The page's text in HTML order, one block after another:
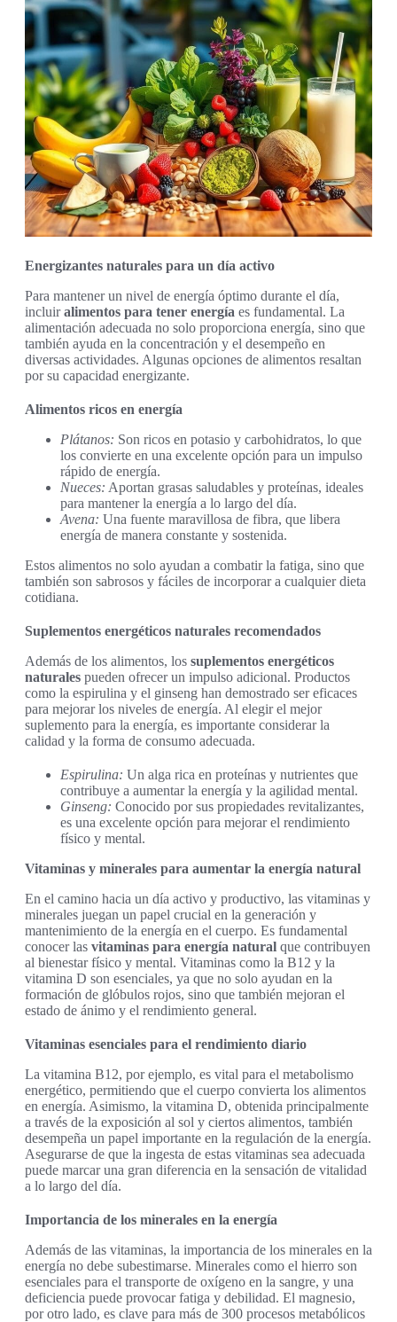
Energizantes naturales para un día activo
Para mantener un nivel de energía óptimo durante el día,
incluiralimentos para tener energía es fundamental. La
alimentación adecuada no solo proporciona energía, sino que
también ayuda en la concentración y el desempeño en
diversas actividades. Algunas opciones de alimentos resaltan
por su capacidad energizante.
Alimentos ricos en energía
Plátanos: Son ricos en potasio y carbohidratos, lo que
los convierte en una excelente opción para un impulso
rápido de energía.
Nueces: Aportan grasas saludables y proteínas, ideales
para mantener la energía a lo largo del día.
Avena: Una fuente maravillosa de fibra, que libera
energía de manera constante y sostenida.
Estos alimentos no solo ayudan a combatir la fatiga, sino que
también son sabrosos y fáciles de incorporar a cualquier dieta
cotidiana.
Suplementos energéticos naturales recomendados
Además de los alimentos, los suplementos energéticos
naturales pueden ofrecer un impulso adicional. Productos
como la espirulina y el ginseng han demostrado ser eficaces
para mejorar los niveles de energía. Al elegir el mejor
suplemento para la energía, es importante considerar la
calidad y la forma de consumo adecuada.
Espirulina: Un alga rica en proteínas y nutrientes que
contribuye a aumentar la energía y la agilidad mental.
Ginseng: Conocido por sus propiedades revitalizantes,
es una excelente opción para mejorar el rendimiento
físico y mental.
Vitaminas y minerales para aumentar la energía natural
En el camino hacia un día activo y productivo, las vitaminas y
minerales juegan un papel crucial en la generación y
mantenimiento de la energía en el cuerpo. Es fundamental
conocer las vitaminas para energía natural que contribuyen
al bienestar físico y mental. Vitaminas como la B12 y la
vitamina D son esenciales, ya que no solo ayudan en la
formación de glóbulos rojos, sino que también mejoran el
estado de ánimo y el rendimiento general.
Vitaminas esenciales para el rendimiento diario
La vitamina B12, por ejemplo, es vital para el metabolismo
energético, permitiendo que el cuerpo convierta los alimentos
en energía. Asimismo, la vitamina D, obtenida principalmente
a través de la exposición al sol y ciertos alimentos, también
desempeña un papel importante en la regulación de la energía.
Asegurarse de que la ingesta de estas vitaminas sea adecuada
puede marcar una gran diferencia en la sensación de vitalidad
a lo largo del día.
Importancia de los minerales en la energía
Además de las vitaminas, la importancia de los minerales en la
energía no debe subestimarse. Minerales como el hierro son
esenciales para el transporte de oxígeno en la sangre, y una
deficiencia puede provocar fatiga y debilidad. El magnesio,
por otro lado, es clave para más de 300 procesos metabólicos